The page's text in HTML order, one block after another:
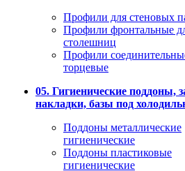
Профили для стеновых
Профили фронтальные
столешниц
Профили
торцевые
05. Гигиенические поддоны,
накладки, базы под
Поддоны металлические
гигиенические
Поддоны пластиковые
гигиенические